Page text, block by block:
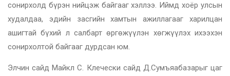
сонирхолд бүрэн нийцэж байгааг хэллээ. Иймд хоёр улсын
худалдаа, эдийн засгийн хамтын ажиллагааг харилцан
ашигтай бүхий л салбарт өргөжүүлэн хөгжүүлэх ихээхэн
сонирхолтой байгааг дурдсан юм.
Элчин сайд Майкл С. Клечески сайд Д.Сумъяабазарыг цаг